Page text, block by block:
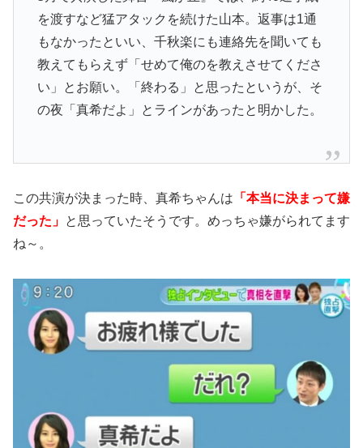
を渡すなど猛アタックを続けた山本。返事は1通
もなかったといい、千秋楽にも連絡先を聞いても
教えてもらえず「せめて俺のを教えさせてくださ
い」とお願い。「終わる」と思ったというが、そ
の夜「真希だよ」とラインがあったと明かした。
この共演が決まった時、真希ちゃんは 「本当に決まって嫌
だった」 と思っていたそうです。めっちゃ嫌がられてます
ね～。